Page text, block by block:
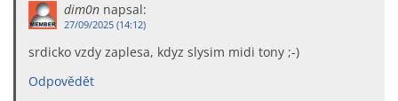
dim0n napsal:
27/09/2025 (14:12)
srdicko vzdy zaplesa, kdyz slysim midi tony ;-)
Odpovědět